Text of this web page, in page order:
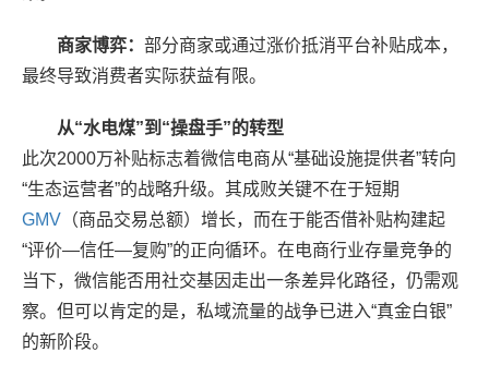
商家博弈： 部分商家或通过涨价抵消平台补贴成本，
最终导致消费者实际获益有限。
从“水电煤”到“操盘手”的转型
此次2000万补贴标志着微信电商从“基础设施提供者”转向
“生态运营者”的战略升级。其成败关键不在于短期
GMV （商品交易总额）增长，而在于能否借补贴构建起
“评价—信任—复购”的正向循环。在电商行业存量竞争的
当下，微信能否用社交基因走出一条差异化路径，仍需观
察。但可以肯定的是，私域流量的战争已进入“真金白银”
的新阶段。